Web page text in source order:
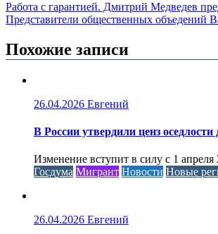
Работа с гарантией. Дмитрий Медведев
Представители общественных объедений
Похожие записи
26.04.2026 Евгений
В России утвердили ценз
Изменение вступит в силу с 1
Госдума Мигрант Новости Новые
26.04.2026 Евгений